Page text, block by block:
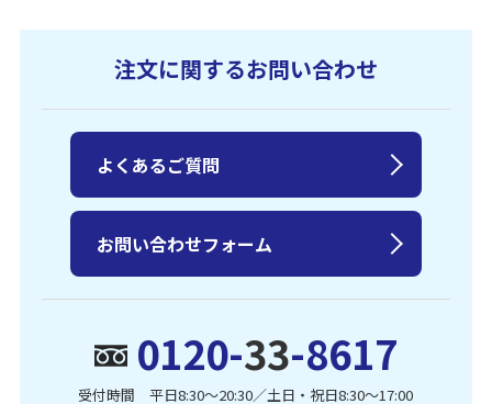
注文に関するお問い合わせ
0120-33-8617
受付時間 平日8:30〜20:30／土日・祝日8:30〜17:00
よくあるご質問
お問い合わせフォーム